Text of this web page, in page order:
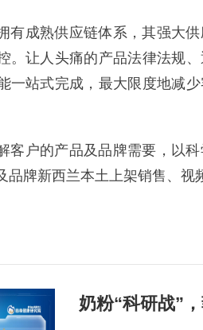
有成熟供应链体系，其强大
。让人头痛的产品法律法规
一站式完成，最大限度地减
客户的产品及品牌需要，以
品牌新西兰本土上架销售、视
奶粉“科研战”